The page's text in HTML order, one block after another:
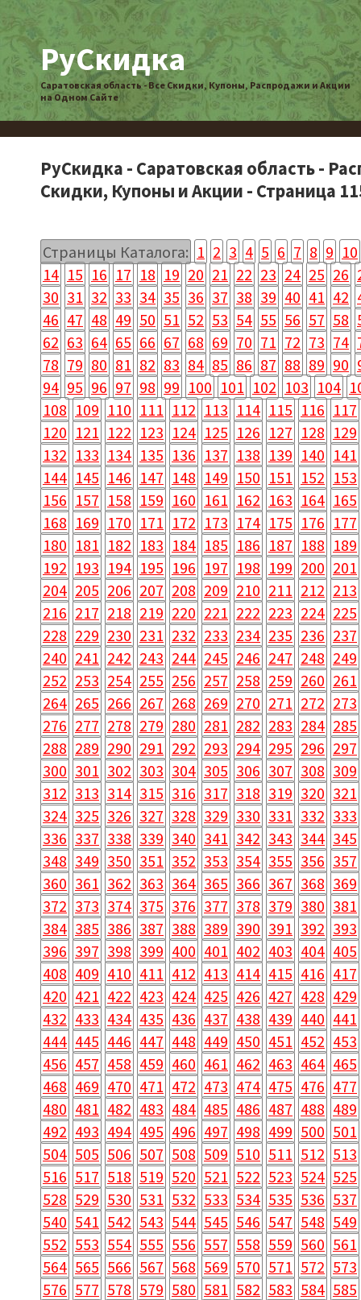
РуСкидка
Саратовская область - Все Скидки, Купоны, Распродажи и Акции
на Одном Сайте
РуСкидка - Саратовская область -
Скидки, Купоны и Акции - Страница
Страницы Каталога: 1 2 3 4 5 6 7 8 9 10
14 15 16 17 18 19 20 21 22 23 24 25 26
30 31 32 33 34 35 36 37 38 39 40 41 42
46 47 48 49 50 51 52 53 54 55 56 57 58
62 63 64 65 66 67 68 69 70 71 72 73 74
78 79 80 81 82 83 84 85 86 87 88 89 90
94 95 96 97 98 99 100 101 102 103 104
108 109 110 111 112 113 114 115 116 117
120 121 122 123 124 125 126 127 128 129
132 133 134 135 136 137 138 139 140 141
144 145 146 147 148 149 150 151 152 153
156 157 158 159 160 161 162 163 164 165
168 169 170 171 172 173 174 175 176 177
180 181 182 183 184 185 186 187 188 189
192 193 194 195 196 197 198 199 200 201
204 205 206 207 208 209 210 211 212 213
216 217 218 219 220 221 222 223 224 225
228 229 230 231 232 233 234 235 236 237
240 241 242 243 244 245 246 247 248 249
252 253 254 255 256 257 258 259 260 261
264 265 266 267 268 269 270 271 272 273
276 277 278 279 280 281 282 283 284 285
288 289 290 291 292 293 294 295 296 297
300 301 302 303 304 305 306 307 308 309
312 313 314 315 316 317 318 319 320 321
324 325 326 327 328 329 330 331 332 333
336 337 338 339 340 341 342 343 344 345
348 349 350 351 352 353 354 355 356 357
360 361 362 363 364 365 366 367 368 369
372 373 374 375 376 377 378 379 380 381
384 385 386 387 388 389 390 391 392 393
396 397 398 399 400 401 402 403 404 405
408 409 410 411 412 413 414 415 416 417
420 421 422 423 424 425 426 427 428 429
432 433 434 435 436 437 438 439 440 441
444 445 446 447 448 449 450 451 452 453
456 457 458 459 460 461 462 463 464 465
468 469 470 471 472 473 474 475 476 477
480 481 482 483 484 485 486 487 488 489
492 493 494 495 496 497 498 499 500 501
504 505 506 507 508 509 510 511 512 513
516 517 518 519 520 521 522 523 524 525
528 529 530 531 532 533 534 535 536 537
540 541 542 543 544 545 546 547 548 549
552 553 554 555 556 557 558 559 560 561
564 565 566 567 568 569 570 571 572 573
576 577 578 579 580 581 582 583 584 585